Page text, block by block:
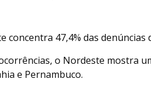
concentra 47,4% das
o Nordeste mostra
e Pernambuco.